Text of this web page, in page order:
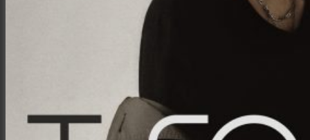
Семейная и детская фотосъемка
Свадебная фотосъёмка